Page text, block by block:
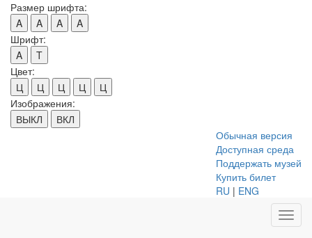
Размер шрифта:
A
A A
A
Шрифт:
A
T
Цвет:
Ц
Ц Ц Ц
Ц
Изображения:
ВЫКЛ
ВКЛ
Обычная версия
Доступная среда
Поддержать музей
Купить билет
RU | ENG